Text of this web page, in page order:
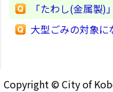
「たわし(金属製
大型ごみの対象
Copyright © City of